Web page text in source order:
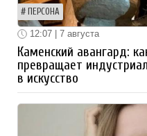
ПЕРСОНА
12:07 | 7 августа
Каменский авангард:
превращает
в искусство